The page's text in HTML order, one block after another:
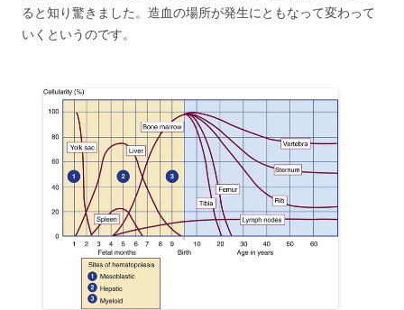
ると知り驚きました。造血の場所が発生にともなって変わって
いくというのです。